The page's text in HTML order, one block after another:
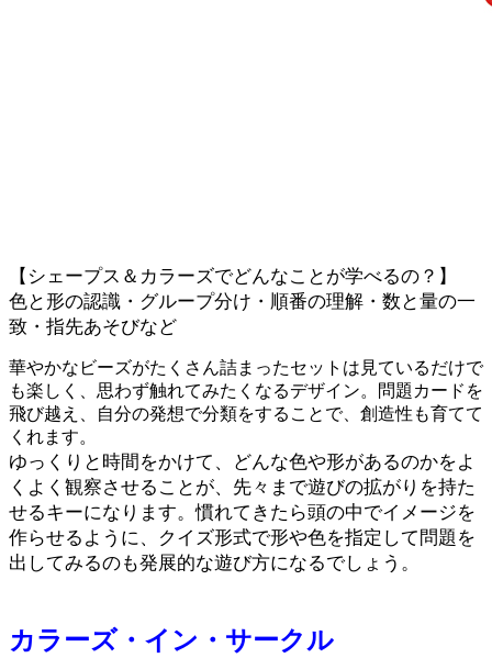
【シェープス＆カラーズでどんなことが学べるの？】
色と形の認識・グループ分け・順番の理解・数と量の一
致・指先あそびなど
華やかなビーズがたくさん詰まったセットは見ているだけで
も楽しく、思わず触れてみたくなるデザイン。問題カードを
飛び越え、自分の発想で分類をすることで、創造性も育てて
くれます。
ゆっくりと時間をかけて、どんな色や形があるのかをよ
くよく観察させることが、先々まで遊びの拡がりを持た
せるキーになります。慣れてきたら頭の中でイメージを
作らせるように、クイズ形式で形や色を指定して問題を
出してみるのも発展的な遊び方になるでしょう。
カラーズ・イン・サークル